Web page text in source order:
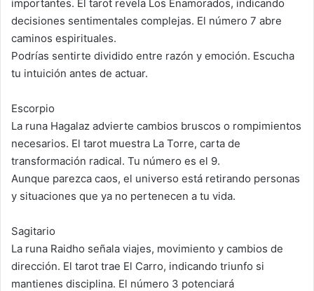
importantes. El tarot revela Los Enamorados, indicando
decisiones sentimentales complejas. El número 7 abre
caminos espirituales.
Podrías sentirte dividido entre razón y emoción. Escucha
tu intuición antes de actuar.
Escorpio
La runa Hagalaz advierte cambios bruscos o rompimientos
necesarios. El tarot muestra La Torre, carta de
transformación radical. Tu número es el 9.
Aunque parezca caos, el universo está retirando personas
y situaciones que ya no pertenecen a tu vida.
Sagitario
La runa Raidho señala viajes, movimiento y cambios de
dirección. El tarot trae El Carro, indicando triunfo si
mantienes disciplina. El número 3 potenciará